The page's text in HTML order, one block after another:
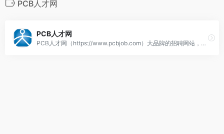
PCB人才网
PCB人才网
PCB人才网（https://www.pcbjob.com）大品牌的招聘网站，规模大信息真实的PCB专业招聘网站，最新招聘信息，PCB求职,PCB招聘,找工作，上PCB人才网!